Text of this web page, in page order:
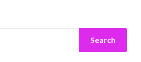
Search